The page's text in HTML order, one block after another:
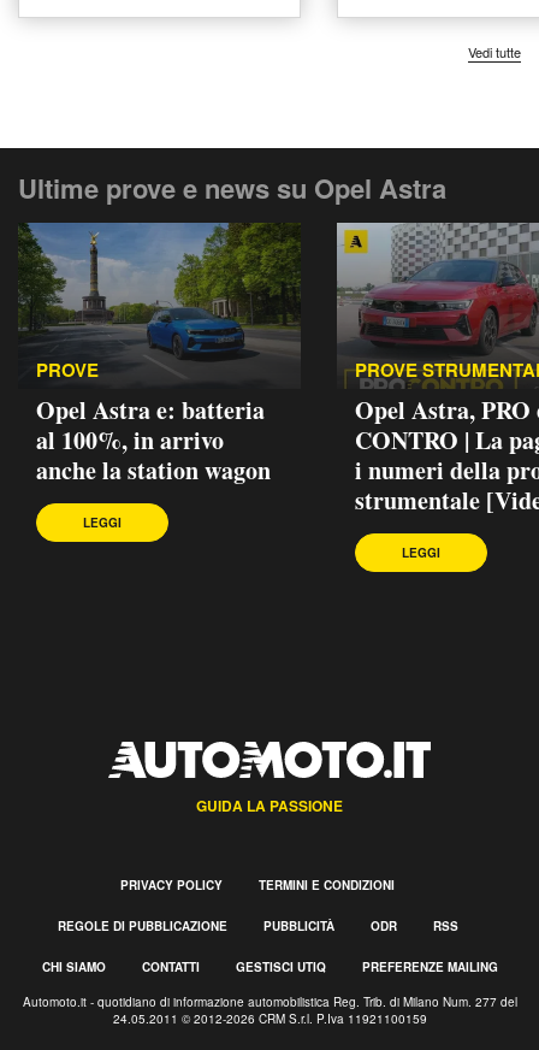
Vedi tutte
Ultime prove e news su Opel Astra
PROVE
Opel Astra e: batteria
al 100%, in arrivo
anche la station wagon
LEGGI
PROVE
Opel Astra, PRO
CONTRO | La
i numeri della
strumentale
LEGGI
GUIDA LA PASSIONE
PRIVACY POLICY TERMINI E CONDIZIONI
REGOLE DI PUBBLICAZIONE PUBBLICITÀ ODR RSS
CHI SIAMO CONTATTI GESTISCI UTIQ PREFERENZE MAILING
Automoto.it - quotidiano di informazione automobilistica Reg. Trib. di Milano Num. 277 del
24.05.2011 © 2012-2026 CRM S.r.l. P.Iva 11921100159